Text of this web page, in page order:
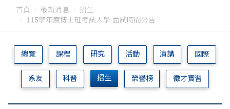
首頁 最新消息
招生
115學年度博士班考試入學 面試時間公告
總覽 課程 研究 活動 演講 國際
系友 科普 招生 榮譽榜 徵才實習